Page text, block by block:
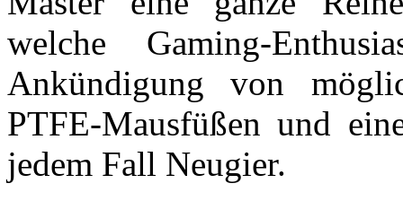
welche Gaming-
Ankündigung von
PTFE-Mausfüßen und
jedem Fall Neugier.